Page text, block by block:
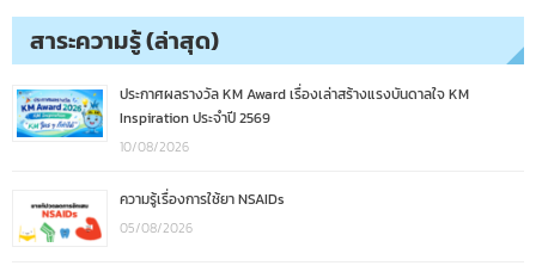
สาระความรู้ (ล่าสุด)
ประกาศผลรางวัล KM Award เรื่องเล่าสร้างแรงบันดาลใจ KM
Inspiration ประจำปี 2569
10/08/2026
ความรู้เรื่องการใช้ยา NSAIDs
05/08/2026